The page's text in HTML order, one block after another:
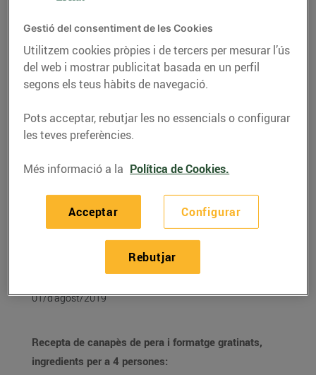
RECEPTES
Recepta de canapès de
pera i formatge
gratinats
01/d’agost/2019
Recepta de canapès de pera i formatge gratinats,
ingredients per a 4 persones:
Gestió del consentiment de les Cookies
Utilitzem cookies pròpies i de tercers per mesurar l’ús
del web i mostrar publicitat basada en un perfil
segons els teus hàbits de navegació.
Pots acceptar, rebutjar les no essencials o configurar
les teves preferències.
Més informació a la Política de Cookies.
Configurar
Rebutjar
Acceptar